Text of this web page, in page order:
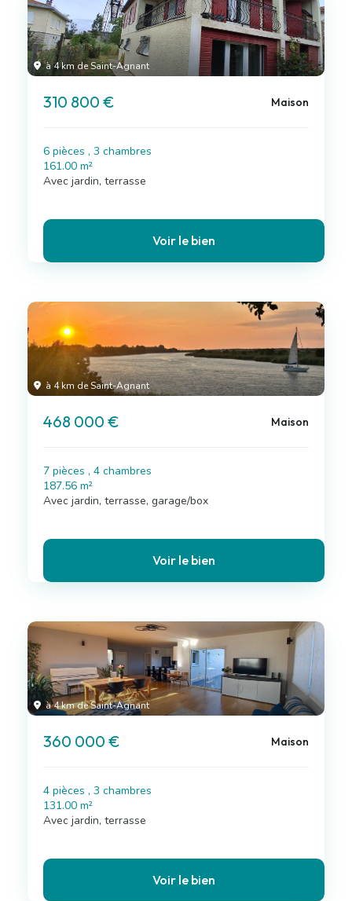
à 4 km de Saint-Agnant
310 800 € Maison
6 pièces , 3 chambres
161.00 m²
Avec jardin, terrasse
Voir le bien
à 4 km de Saint-Agnant
468 000 € Maison
7 pièces , 4 chambres
187.56 m²
Avec jardin, terrasse, garage/box
Voir le bien
à 4 km de Saint-Agnant
360 000 € Maison
4 pièces , 3 chambres
131.00 m²
Avec jardin, terrasse
Voir le bien